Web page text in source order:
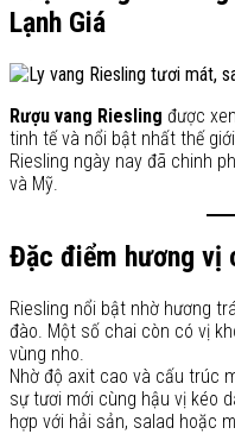
Lạnh Giá
Rượu vang Riesling được
tinh tế và nổi bật nhất thế
Riesling ngày nay đã chinh
và Mỹ.
Đặc điểm hương vị
Riesling nổi bật nhờ hương
đào. Một số chai còn có vị
vùng nho.
Nhờ độ axit cao và cấu trúc
sự tươi mới cùng hậu vị kéo
hợp với hải sản, salad hoặc